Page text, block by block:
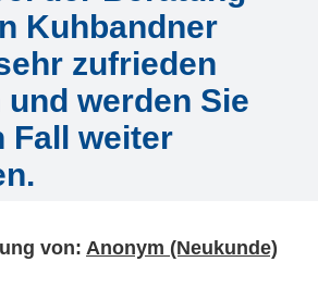
Kuhbandner
zufrieden
und werden Sie
Fall weiter
von: Anonym (Neukunde)